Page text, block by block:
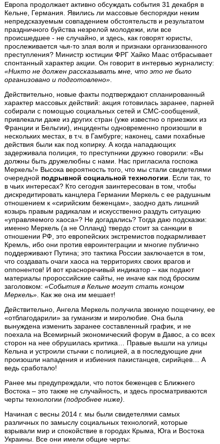
Европа продолжает активно обсуждать события 31 декабря в
Кельне, Германия. Явились ли массовые беспорядки неким
непредсказуемым совпадением обстоятельств и результатом
праздничного буйства незрелой молодежи, или все
происшедшее - не случайно, и здесь, как говорят юристы,
прослеживается чья-то злая воля и признаки организованного
преступления? Министр юстиции ФРГ Хайко Маас отбрасывает
спонтанный характер акции. Он говорит в интервью журналисту:
«Никто не должен рассказывать мне, что это не было
организовано и подготовлено»
Действительно, новые факты подтверждают спланированный
характер массовых действий: акция готовилась заранее, парней
собирали с помощью социальных сетей и СМС-сообщений,
привлекали даже из других стран (уже известно о приезжих из
Франции и Бельгии), инциденты одновременно произошли в
нескольких местах, в т.ч. в Гамбурге; наконец, сами похабные
действия были как под копирку. А когда нападающих
задерживала полиция, то преступники дружно говорили: «Вы
должны быть дружелюбны с нами. Нас пригласила госпожа
Меркель!» Высока вероятность того, что мы стали свидетелями
очередной подрывной социальной технологии . Если так, то
в чьих интересах? Кто сегодня заинтересован в том, чтобы
дискредитировать канцлера Германии Меркель с ее радушным
отношением к «сирийским беженцам», заодно дать лишний
козырь правым радикалам и искусственно раздуть ситуацию
«управляемого хаоса»? Не догадались? Тогда даю подсказки:
именно Меркель (а не Олланд) твердо стоит за санкции в
отношении РФ, это европейских экстремистов подкармливает
Кремль, ибо они против евроинтеграции и многие публично
поддерживают Путина; это тактика России заключается в том,
что создавать очаги хаоса на территориях своих врагов и
оппонентов! И вот красноречивый индикатор – как подают
материалы пророссийские сайты, не иначе как под броским
заголовком:«События в Кельне могут стать концом
Меркель» . Как же она им мешает!
Действительно, Ангела Меркель получила звонкую пощечину, ее
«отблагодарили» за гуманизм и миролюбие. Она была
вынуждена изменить заранее составленный график, и не
поехала на Всемирный экономический форум в Давос, а со всех
сторон на нее обрушилась критика… Правые вышли на улицы
Кельна и устроили стычки с полицией, а в последующие дни
произошли нападения и избиения пакистанцев, сирийцев… А
ведь сработало!
Ранее мы предупреждали, что поток беженцев с Ближнего
Востока – это также не случайность, и здесь просматриваются
черты технологии(подробнее ниже)
Начиная с весны 2014 г. мы были свидетелями самых
различных по замыслу социальных технологий, которые
взрывали мир и спокойствие в городах Крыма, Юга и Востока
Украины. Все они имели общие черты: